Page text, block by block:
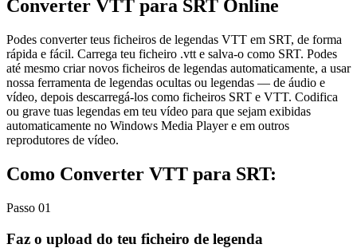
Converter VTT para SRT Online
Podes converter teus ficheiros de legendas VTT em SRT, de forma
rápida e fácil. Carrega teu ficheiro .vtt e salva-o como SRT. Podes
até mesmo criar novos ficheiros de legendas automaticamente, a usar
nossa ferramenta de legendas ocultas ou legendas — de áudio e
vídeo, depois descarregá-los como ficheiros SRT e VTT. Codifica
ou grave tuas legendas em teu vídeo para que sejam exibidas
automaticamente no Windows Media Player e em outros
reprodutores de vídeo.
Como Converter VTT para SRT:
Passo 01
Faz o upload do teu ficheiro de legenda